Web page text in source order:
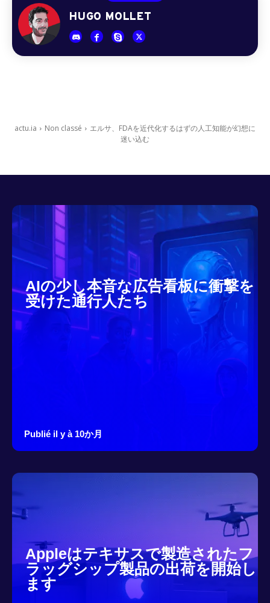
HUGO MOLLET
actu.ia Non classé
エルサ、FDAを近代化するはずの人工知能が幻想に
迷い込む
AIの少し本音な広告看板に衝撃を
受けた通行人たち
Publié il y à 10か月
Appleはテキサスで製造されたフ
ラッグシップ製品の出荷を開始し
ます